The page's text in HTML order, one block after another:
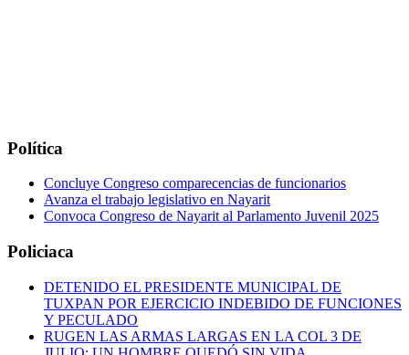
Política
Concluye Congreso comparecencias de funcionarios
Avanza el trabajo legislativo en Nayarit
Convoca Congreso de Nayarit al Parlamento Juvenil 2025
Policiaca
DETENIDO EL PRESIDENTE MUNICIPAL DE
TUXPAN POR EJERCICIO INDEBIDO DE FUNCIONES
Y PECULADO
RUGEN LAS ARMAS LARGAS EN LA COL 3 DE